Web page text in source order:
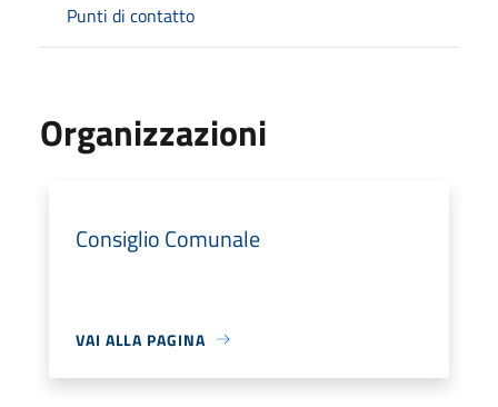
Punti di contatto
Organizzazioni
Consiglio Comunale
VAI ALLA PAGINA